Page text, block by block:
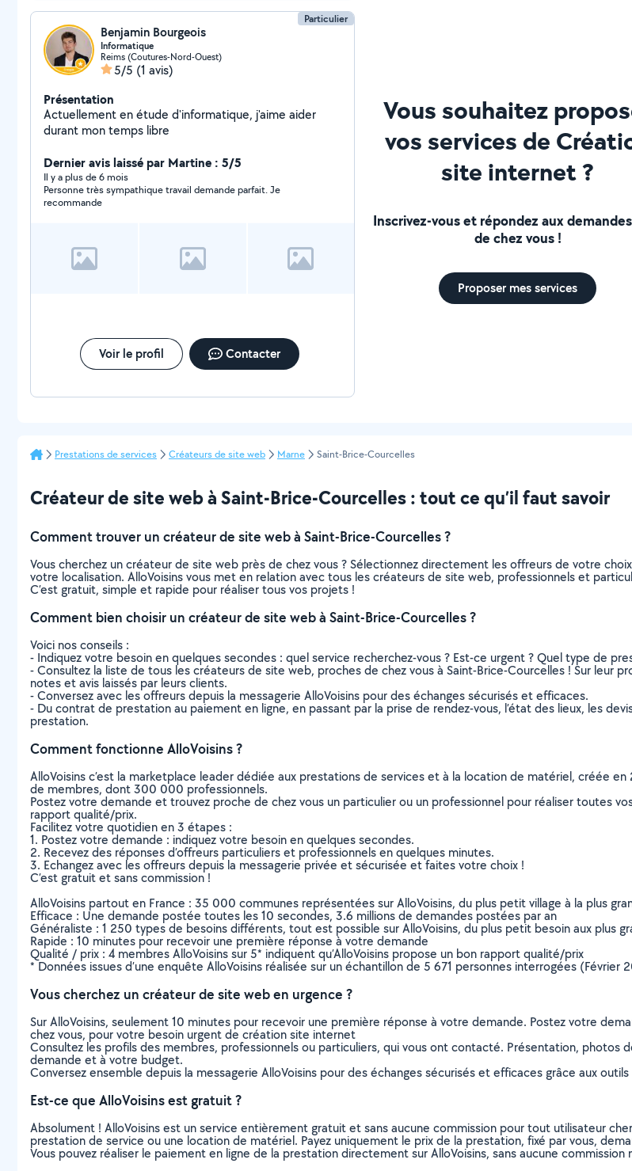
Particulier
Benjamin Bourgeois
Informatique
Reims (Coutures-Nord-Ouest)
5/5 (1 avis)
Présentation
Actuellement en étude d'informatique, j'aime aider
durant mon temps libre
Dernier avis laissé par Martine : 5/5
Il y a plus de 6 mois
Personne très sympathique travail demande parfait. Je
recommande
Voir le profil Contacter
Vous souhaitez
vos services de
site internet ?
Inscrivez-vous et répondez aux
de chez vous !
Proposer mes services
Prestations de services Créateurs de site web Marne Saint-Brice-Courcelles
Créateur de site web à Saint-Brice-Courcelles : tout ce qu’il faut savoir
Comment trouver un créateur de site web à Saint-Brice-Courcelles ?
Vous cherchez un créateur de site web près de chez vous ? Sélectionnez directement les offreurs de votre
votre localisation. AlloVoisins vous met en relation avec tous les créateurs de site web, professionnels et
C’est gratuit, simple et rapide pour réaliser tous vos projets !
Comment bien choisir un créateur de site web à Saint-Brice-Courcelles ?
Voici nos conseils :
- Indiquez votre besoin en quelques secondes : quel service recherchez-vous ? Est-ce urgent ? Quel type de
- Consultez la liste de tous les créateurs de site web, proches de chez vous à Saint-Brice-Courcelles ! Sur leur
notes et avis laissés par leurs clients.
- Conversez avec les offreurs depuis la messagerie AlloVoisins pour des échanges sécurisés et efficaces.
- Du contrat de prestation au paiement en ligne, en passant par la prise de rendez-vous, l’état des lieux, les
prestation.
Comment fonctionne AlloVoisins ?
AlloVoisins c’est la marketplace leader dédiée aux prestations de services et à la location de matériel, créée
de membres, dont 300 000 professionnels.
Postez votre demande et trouvez proche de chez vous un particulier ou un professionnel pour réaliser toutes
rapport qualité/prix.
Facilitez votre quotidien en 3 étapes :
1. Postez votre demande : indiquez votre besoin en quelques secondes.
2. Recevez des réponses d’offreurs particuliers et professionnels en quelques minutes.
3. Echangez avec les offreurs depuis la messagerie privée et sécurisée et faites votre choix !
C’est gratuit et sans commission !
AlloVoisins partout en France : 35 000 communes représentées sur AlloVoisins, du plus petit village à la plus
Efficace : Une demande postée toutes les 10 secondes, 3.6 millions de demandes postées par an
Généraliste : 1 250 types de besoins différents, tout est possible sur AlloVoisins, du plus petit besoin aux plus
Rapide : 10 minutes pour recevoir une première réponse à votre demande
Qualité / prix : 4 membres AlloVoisins sur 5* indiquent qu’AlloVoisins propose un bon rapport qualité/prix
* Données issues d’une enquête AlloVoisins réalisée sur un échantillon de 5 671 personnes interrogées (Février
Vous cherchez un créateur de site web en urgence ?
Sur AlloVoisins, seulement 10 minutes pour recevoir une première réponse à votre demande. Postez votre
chez vous, pour votre besoin urgent de création site internet
Consultez les profils des membres, professionnels ou particuliers, qui vous ont contacté. Présentation, photos
demande et à votre budget.
Conversez ensemble depuis la messagerie AlloVoisins pour des échanges sécurisés et efficaces grâce aux
Est-ce que AlloVoisins est gratuit ?
Absolument ! AlloVoisins est un service entièrement gratuit et sans aucune commission pour tout utilisateur
prestation de service ou une location de matériel. Payez uniquement le prix de la prestation, fixé par vous,
Vous pouvez réaliser le paiement en ligne de la prestation directement sur AlloVoisins, sans aucune commission